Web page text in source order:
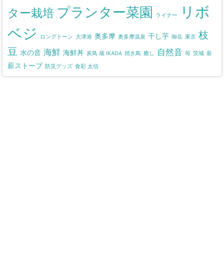
ター栽培 プランター菜園 ライナー
リボ
ベジ
ロングトーン 大津港 奥多摩 奥多摩温泉 干し芋 御岳 東京 枝
豆 水の音 海鮮 海鮮丼 炭鳥 蔵 IKADA 焼き鳥 癒し 自然音 苺 茨城 薪
薪ストーブ 防災グッズ 食彩 太信